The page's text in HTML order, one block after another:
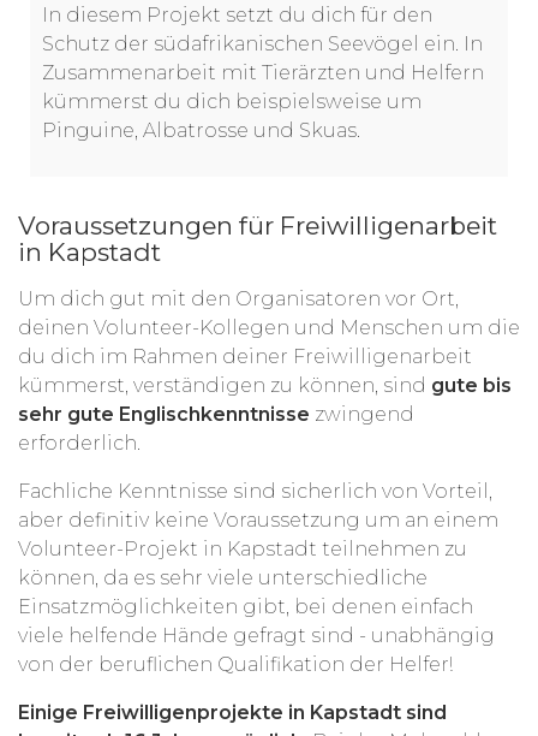
In diesem Projekt setzt du dich für den
Schutz der südafrikanischen Seevögel ein. In
Zusammenarbeit mit Tierärzten und Helfern
kümmerst du dich beispielsweise um
Pinguine, Albatrosse und Skuas.
Voraussetzungen für Freiwilligenarbeit
in Kapstadt
Um dich gut mit den Organisatoren vor Ort,
deinen Volunteer-Kollegen und Menschen um die
du dich im Rahmen deiner Freiwilligenarbeit
kümmerst, verständigen zu können, sind gute bis
sehr gute Englischkenntnisse zwingend
erforderlich.
Fachliche Kenntnisse sind sicherlich von Vorteil,
aber definitiv keine Voraussetzung um an einem
Volunteer-Projekt in Kapstadt teilnehmen zu
können, da es sehr viele unterschiedliche
Einsatzmöglichkeiten gibt, bei denen einfach
viele helfende Hände gefragt sind - unabhängig
von der beruflichen Qualifikation der Helfer!
Einige Freiwilligenprojekte in Kapstadt sind